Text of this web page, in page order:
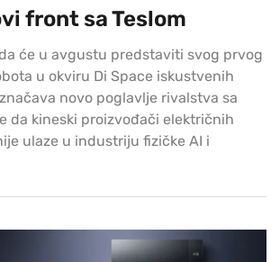
front sa Teslom
će u avgustu predstaviti svog prvog
u okviru Di Space iskustvenih
novo poglavlje rivalstva sa
da kineski proizvođači električnih
ulaze u industriju fizičke AI i